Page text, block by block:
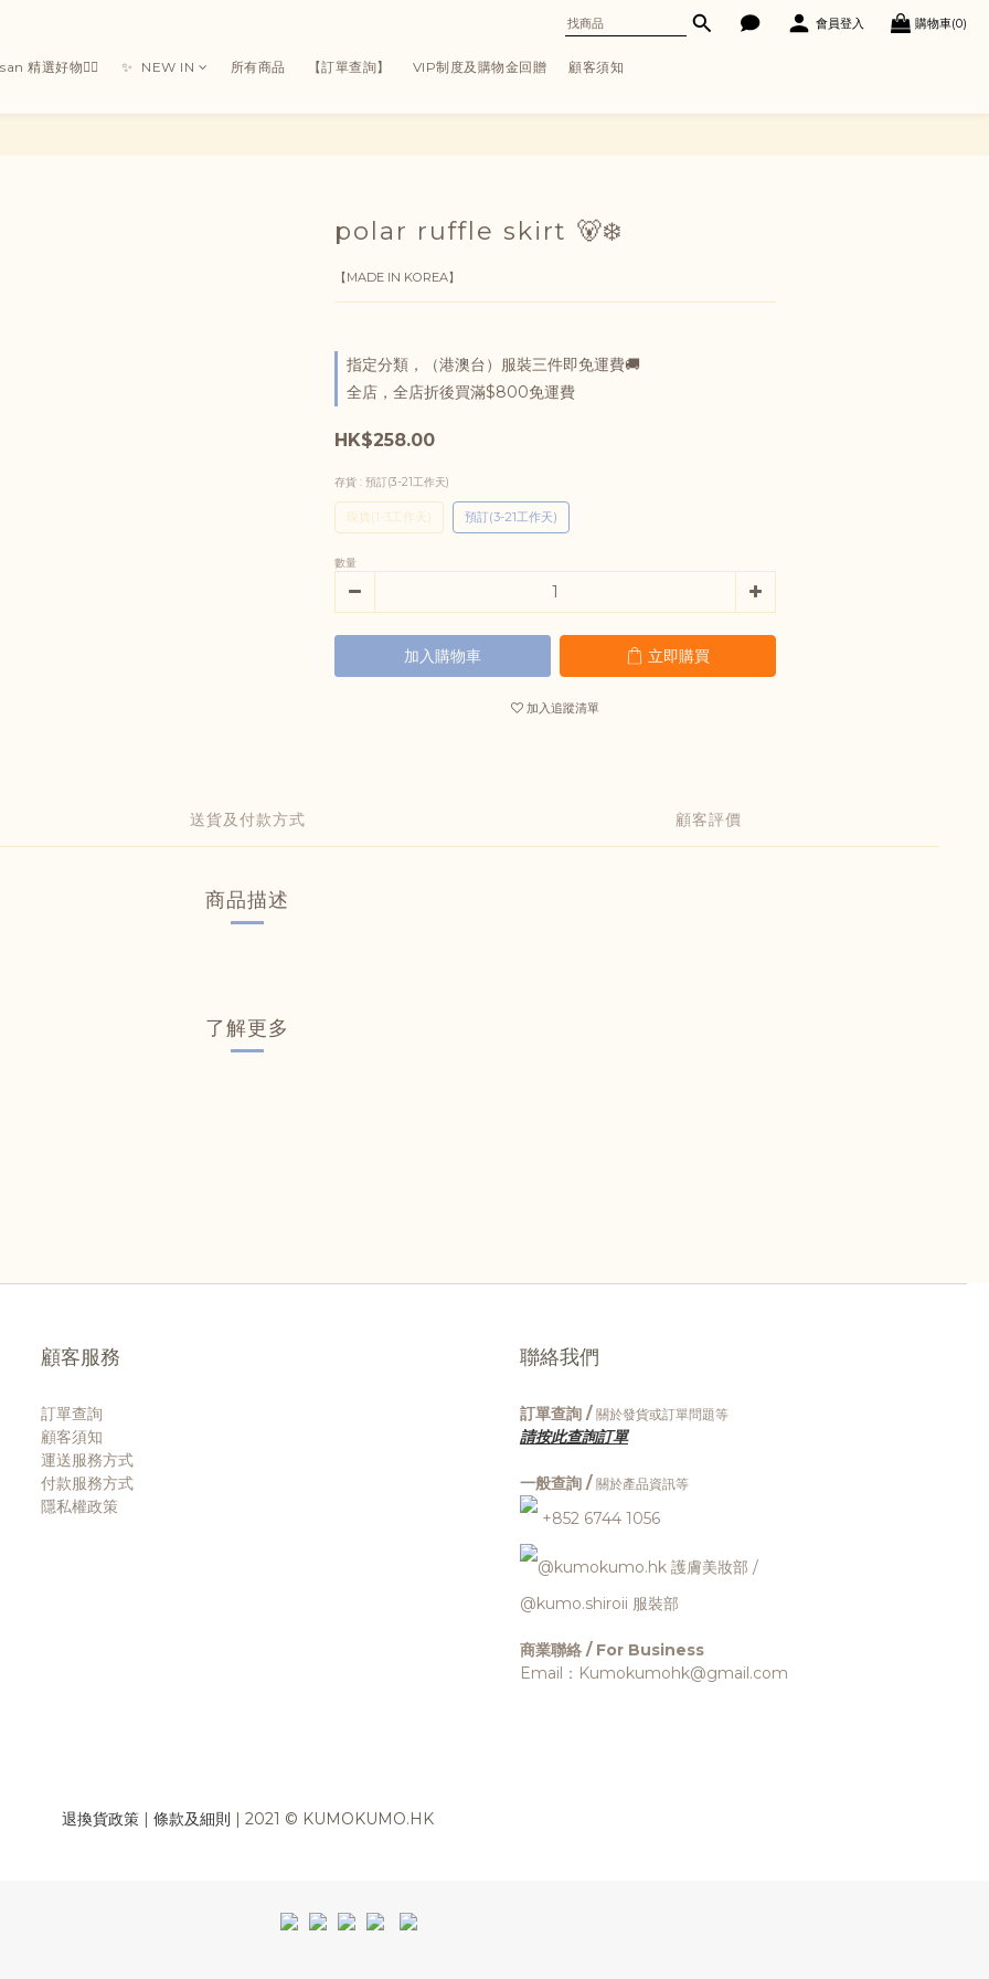
會員登入 購物車(0)
精選好物👯‍♀ ✨ ㅤ ㅤNEW IN 所有商品 【訂單查詢】 VIP制度及購物金回贈 顧客須知
polar ruffle skirt 🐻‍❄
【MADE IN KOREA】
指定分類，（港澳台）服裝三件即免運費🚚
全店，全店折後買滿$800免運費
HK$258.00
存貨 : 預訂(3-21工作天)
現貨(1-3工作天) 預訂(3-21工作天)
數量
加入購物車 立即購買
加入追蹤清單
送貨及付款方式 顧客評價
商品描述
了解更多
顧客服務
訂單查詢
顧客須知
運送服務方式
付款服務方式
隱私權政策
聯絡我們
訂單查詢 / 關於發貨或訂單問題等
請按此查詢訂單
一般查詢 / 關於產品資訊等
+852 6744 1056
@kumokumo.hk 護膚美妝部 /
@kumo.shiroii 服裝部
商業聯絡 / For Business
Email：Kumokumohk@gmail.com
退換貨政策| 條款及細則 | 2021 © KUMOKUMO.HK